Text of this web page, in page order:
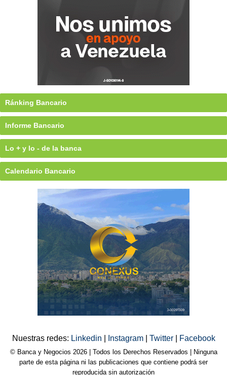
Ránking Bancario
Informe Bancario
Lo + y lo - de la banca
Calendario Bancario
Nuestras redes: Linkedin Instagram Twitter Facebook
© Banca y Negocios 2026 | Todos los Derechos Reservados | Ninguna
parte de esta página ni las publicaciones que contiene podrá ser
reproducida sin autorización